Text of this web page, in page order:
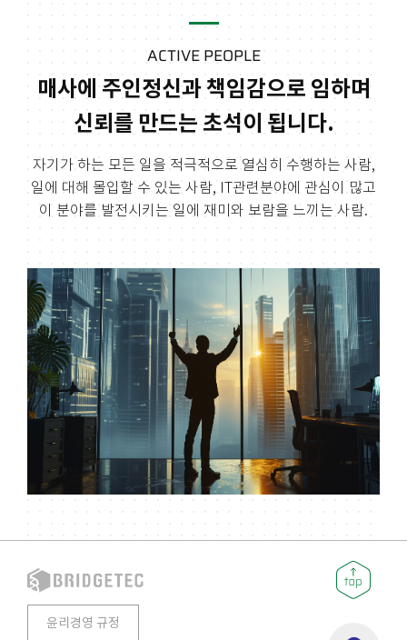
ACTIVE PEOPLE
매사에 주인정신과 책임감으로 임하며
신뢰를 만드는 초석이 됩니다.
자기가 하는 모든 일을 적극적으로 열심히 수행하는 사람,
일에 대해 몰입할 수 있는 사람,
IT관련분야에 관심이 많고
이 분야를 발전시키는 일에 재미와 보람을 느끼는 사람.
윤리경영 규정